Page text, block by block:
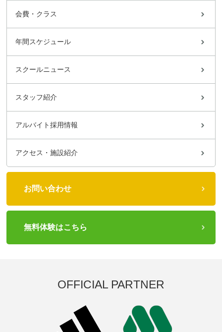
会費・クラス
年間スケジュール
スクールニュース
スタッフ紹介
アルバイト採用情報
アクセス・施設紹介
お問い合わせ
無料体験はこちら
OFFICIAL PARTNER